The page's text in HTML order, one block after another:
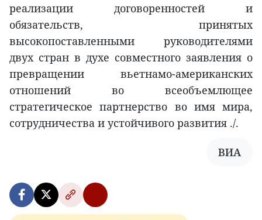
реализации договоренностей и
обязательств, принятых
высокопоставленными руководителями
двух стран в духе совместного заявления о
превращении вьетнамо-американских
отношений во всеобъемлющее
стратегическое партнерство во имя мира,
сотрудничества и устойчивого развития ./.
ВИА